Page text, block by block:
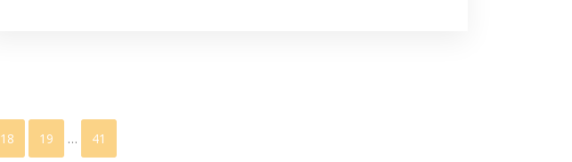
18 19 … 41